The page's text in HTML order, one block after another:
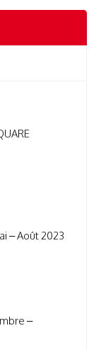
– Août 2023
–